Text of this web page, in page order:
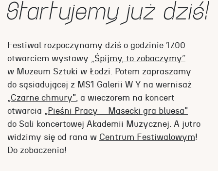
Startujemy już dziś!
Festiwal rozpoczynamy dziś o godzinie 17.00
otwarciem wystawy „Śpijmy, to zobaczymy”
w Muzeum Sztuki w Łodzi. Potem zapraszamy
do sąsiadującej z MS1 Galerii W Y na wernisaż
„Czarne chmury”, a wieczorem na koncert
otwarcia „Pieśni Pracy – Masecki gra bluesa”
do Sali koncertowej Akademii Muzycznej. A jutro
widzimy się od rana w Centrum Festiwalowym!
Do zobaczenia!